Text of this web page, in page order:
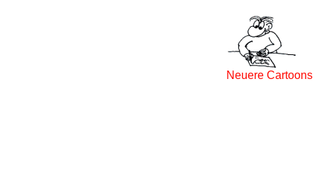
Neuere Cartoons